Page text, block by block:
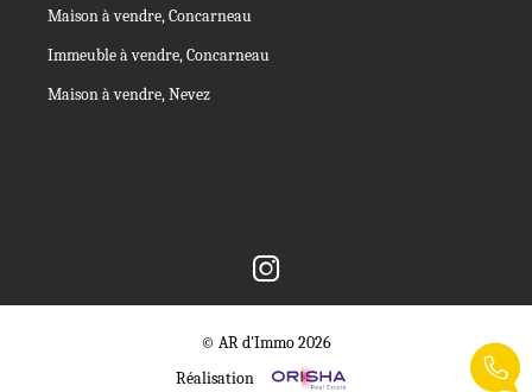
Maison à vendre, Concarneau
Immeuble à vendre, Concarneau
Maison à vendre, Nevez
© AR d'Immo 2026
Réalisation